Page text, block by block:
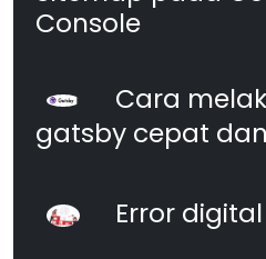
Console
Cara
gatsby cepat
Error